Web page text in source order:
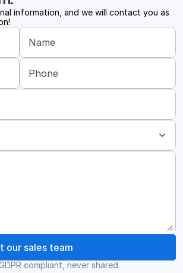
information, and we will contact you as
our sales team
compliant, never shared.